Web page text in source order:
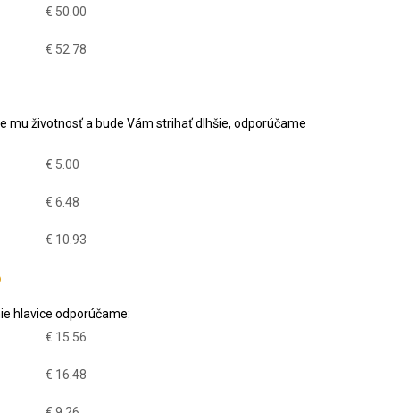
€ 50.00
€ 52.78
mu životnosť a bude Vám strihať dlhšie, odporúčame
€ 5.00
€ 6.48
€ 10.93
hlavice odporúčame:
€ 15.56
€ 16.48